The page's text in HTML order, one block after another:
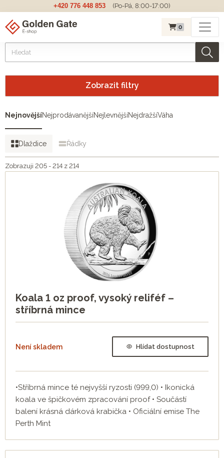
+420 776 448 853 (Po-Pá, 8:00-17:00)
0
Zobrazit filtry
NejnovějšíNejprodávanějšíNejlevnějšíNejdražšíVáha
Dlaždice Řádky
Zobrazuji 205 - 214 z 214
Koala 1 oz proof, vysoký reliféf –
stříbrná mince
Není skladem Hlídat dostupnost
•Stříbrná mince té nejvyšší ryzosti (999,0) • Ikonická
koala ve špičkovém zpracování proof • Součástí
balení krásná dárková krabička • Oficiální emise The
Perth Mint